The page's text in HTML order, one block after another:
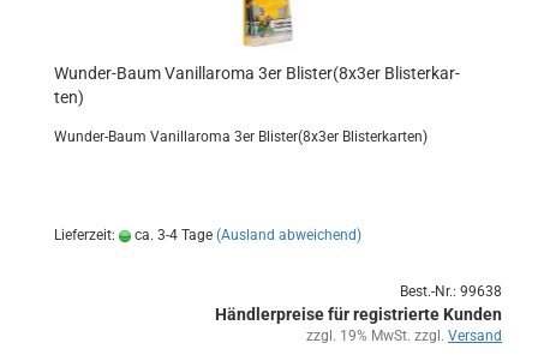
Wunder-​​Baum Va­nil­l­aro­ma 3er Blis­ter(8x3er Blis­ter­kar­
ten)
Wunder-​Baum Va­nil­l­aro­ma 3er Blis­ter(8x3er Blis­ter­kar­ten)
Lieferzeit: ca. 3-4 Tage (Ausland abweichend)
Best.-Nr.: 99638
Händlerpreise für registrierte Kunden
zzgl. 19% MwSt. zzgl. Versand